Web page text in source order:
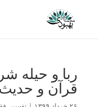
ربا و حیله
قرآن و